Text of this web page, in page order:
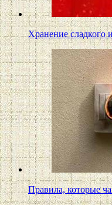
Хранение сладкого
Правила, которые